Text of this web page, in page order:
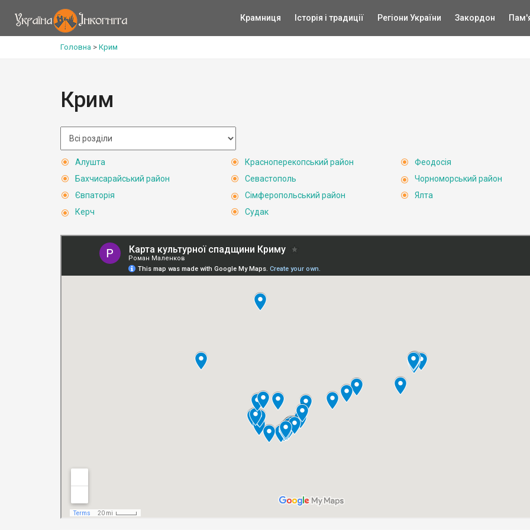
Крамниця Історія і традиції Регіони України Закордон
Головна > Крим
Крим
Алушта
Бахчисарайський район
Євпаторія
Керч
Красноперекопський район
Севастополь
Сімферопольський район
Судак
Феодосія
Чорноморський район
Ялта